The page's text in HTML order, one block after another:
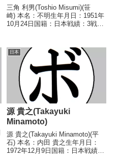
三角 利男(Toshio Misumi)(笹
崎) 本名：不明生年月日：1951年
10月24日国籍：日本戦績：3戦2
定 (採点不明) 志賀 章(野
口)1969/11/16 ●...
日本
源 貴之(Takayuki
Minamoto)
源 貴之(Takayuki Minamoto)(平
石) 本名：内田 貴之生年月日：
1972年12月9日国籍：日本戦績：